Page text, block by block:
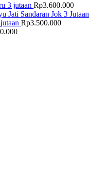
3 jutaan Rp3.600.000
Jati Sandaran Jok 3 Jutaan
Rp3.500.000